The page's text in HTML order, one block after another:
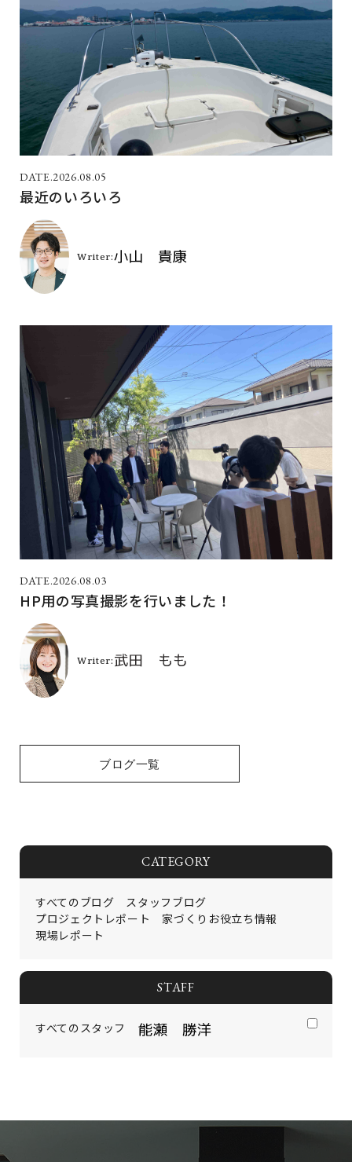
2026.08.05
最近のいろいろ
2026.08.03
HP用の写真撮影を行いました！
ブログ一覧
CATEGORY
すべてのブログ
スタッフブログ
プロジェクトレポート
家づくりお役立ち情報
現場レポート
STAFF
すべてのスタッフ